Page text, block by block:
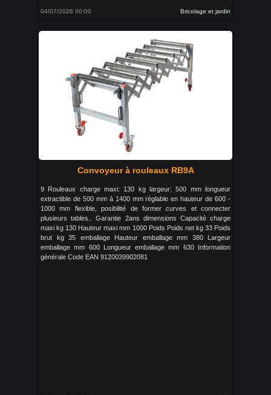
04/07/2026 00:00 Bricolage et jardin
Convoyeur à rouleaux RB9A
9 Rouleaux charge maxi: 130 kg largeur: 500 mm longueur
extractible de 500 mm à 1400 mm réglable en hauteur de 600 -
1000 mm flexible, posibilité de former curves et connecter
plusieurs tables.. Garantie 2ans dimensions Capacité charge
maxi kg 130 Hauteur maxi mm 1000 Poids Poids net kg 33 Poids
brut kg 35 emballage Hauteur emballage mm 380 Largeur
emballage mm 600 Longueur emballage mm 630 Information
générale Code EAN 9120039902081